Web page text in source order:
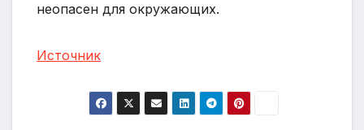
неопасен для окружающих.
Источник